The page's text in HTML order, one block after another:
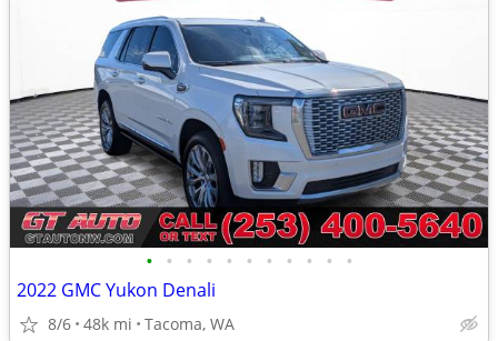
• • • • • • • • • • •
2022 GMC Yukon Denali
8/6 48k mi Tacoma, WA